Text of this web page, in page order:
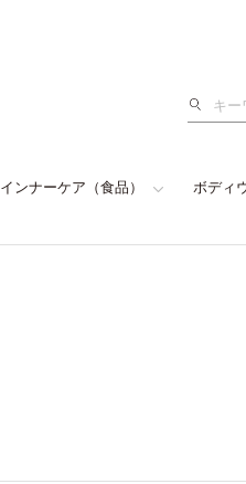
検
インナーケア（食品） ボディ